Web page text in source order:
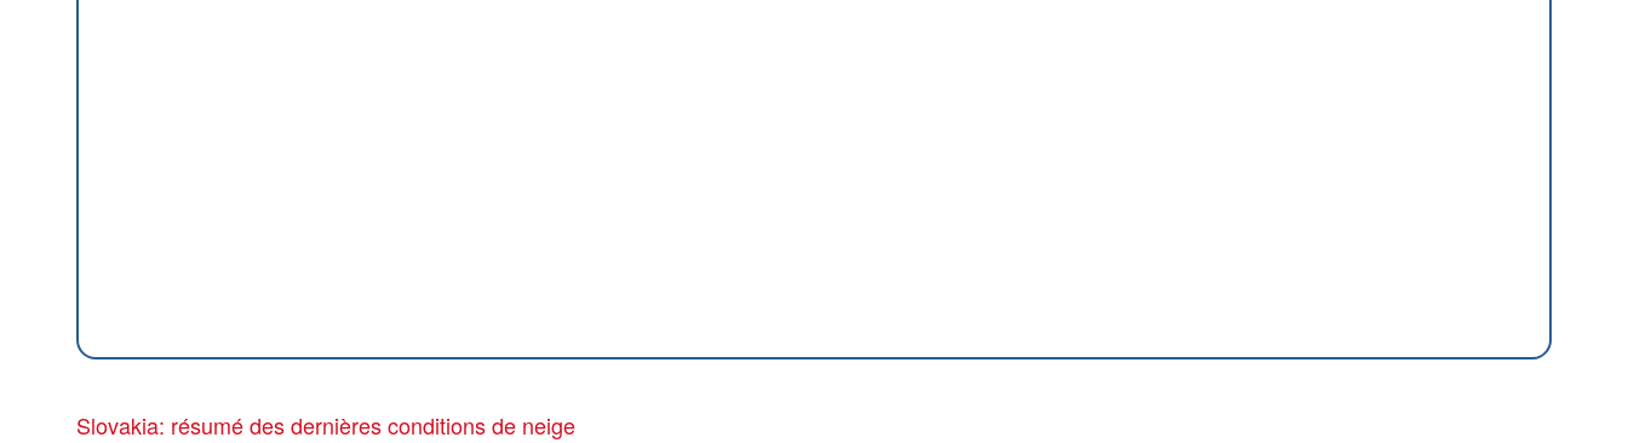
Slovakia: résumé des dernières conditions de neige